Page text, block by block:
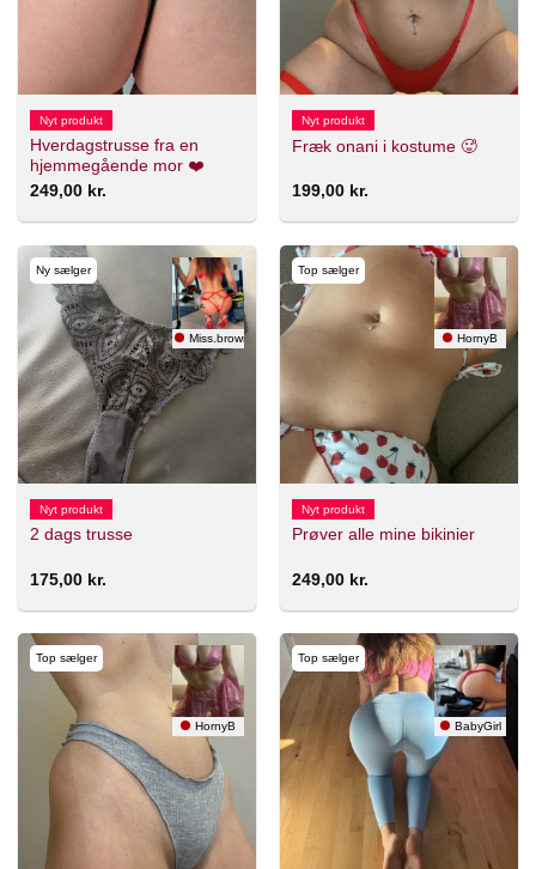
Nyt produkt
Hverdagstrusse fra en
hjemmegående mor ❤️
249,00 kr.
Nyt produkt
Fræk onani i kostume 🥵
199,00 kr.
Ny sælger
Miss.brownie
Nyt produkt
2 dags trusse
175,00 kr.
Top sælger
HornyB
Nyt produkt
Prøver alle mine bikinier
249,00 kr.
Top sælger
HornyB
Top sælger
BabyGirl